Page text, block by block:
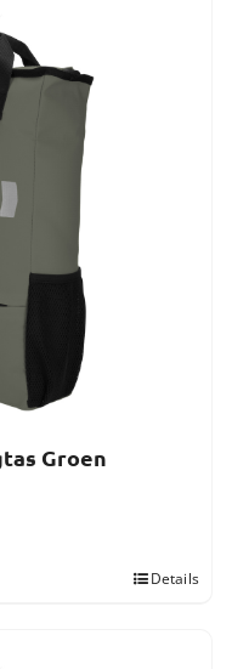
Groen
Details